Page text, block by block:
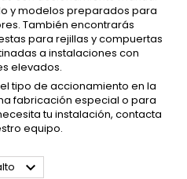
y modelos preparados para
También encontrarás
para rejillas y compuertas
a instalaciones con
elevados.
tipo de accionamiento en la
fabricación especial o para
tu instalación, contacta
equipo.
